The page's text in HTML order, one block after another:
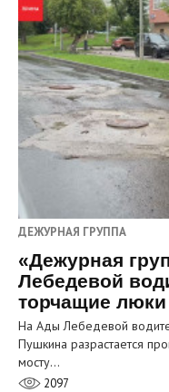
ДЕЖУРНАЯ ГРУППА
«Дежурная
Лебедевой
торчащие люки
На Ады Лебедевой
Пушкина разрастается
мосту…
2097